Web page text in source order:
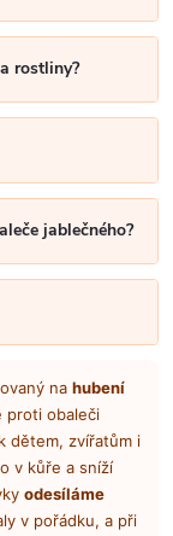
rostliny?
jablečného?
na hubení
proti obaleči
dětem, zvířatům i
v kůře a sníží
odesíláme
v pořádku, a při